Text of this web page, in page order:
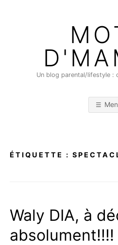
Un blog parental/lifestyle :
ÉTIQUETTE :
Waly DIA, à
absolument!!!!